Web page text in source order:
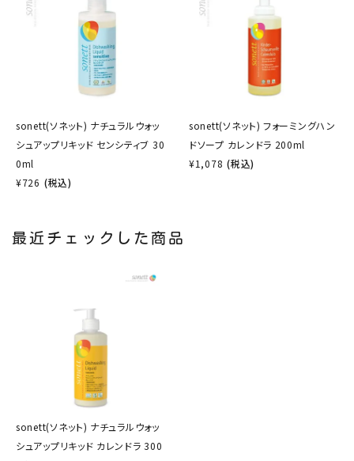
sonett(ソネット) ナチュラルウォッ
シュアップリキッド センシティブ 30
0ml
¥726 (税込)
sonett(ソネット) フォーミングハン
ドソープ カレンドラ 200ml
¥1,078 (税込)
最近チェックした商品
sonett(ソネット) ナチュラルウォッ
シュアップリキッド カレンドラ 300